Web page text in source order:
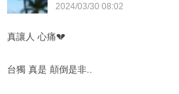
2024/03/30 08:02
真讓人 心痛💔
台獨 真是 顛倒是非..